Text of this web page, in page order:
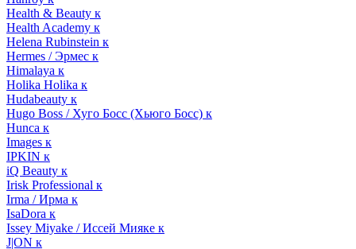
Health & Beauty к
Health Academy к
Helena Rubinstein к
Hermes / Эрмес к
Himalaya к
Holika Holika к
Hudabeauty к
Hugo Boss / Хуго Босс (Хьюго Босс) к
Hunca к
Images к
IPKIN к
iQ Beauty к
Irisk Professional к
Irma / Ирма к
IsaDora к
Issey Miyake / Иссей Мияке к
J|ON к